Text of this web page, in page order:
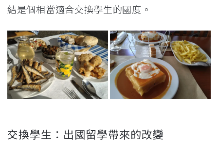
結是個相當適合交換學生的國度。
交換學生：出國留學帶來的改變